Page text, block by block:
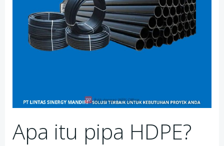
Apa itu pipa HDPE?